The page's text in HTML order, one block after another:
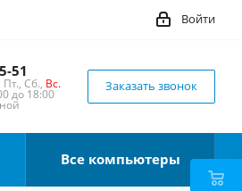
Войти
51
Пт., Сб., Вс.
до 18:00
Заказать звонок
Все компьютеры